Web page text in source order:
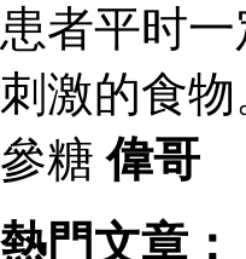
患者平时
刺激的食
參糖偉哥
熱門文章：